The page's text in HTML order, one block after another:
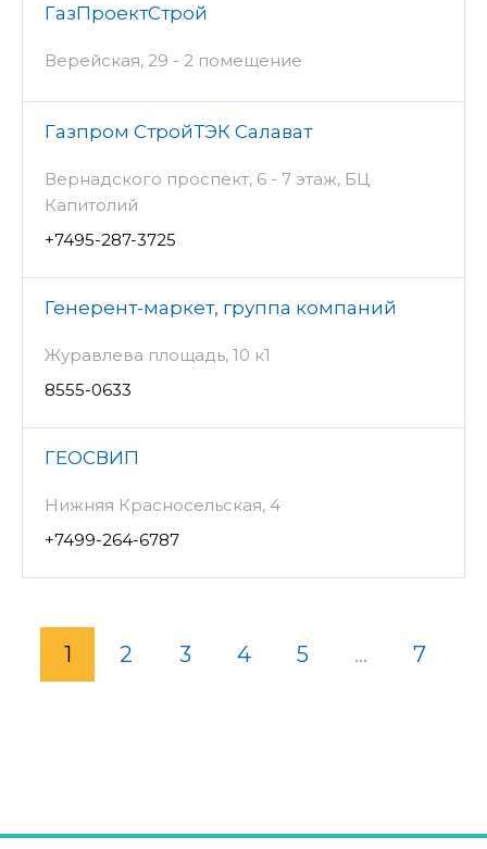
ГазПроектСтрой
Верейская, 29 - 2 помещение
Газпром СтройТЭК Салават
Вернадского проспект, 6 - 7 этаж, БЦ
Капитолий
+7495-287-3725
Генерент-маркет, группа компаний
Журавлева площадь, 10 к1
8555-0633
ГЕОСВИП
Нижняя Красносельская, 4
+7499-264-6787
1 2 3 4 5 ... 7